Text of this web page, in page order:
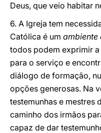
Deus, que veio habitar
6. A Igreja tem
Católica é um ambiente
todos podem exprimir
para o serviço e
diálogo de formação,
opções generosas. Na
testemunhas e mestres
caminho dos irmãos
capaz de dar